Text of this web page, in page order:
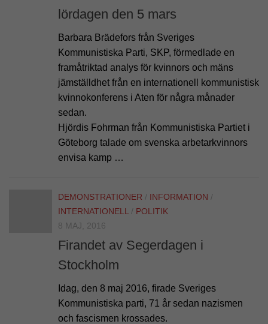
lördagen den 5 mars
Barbara Brädefors från Sveriges
Kommunistiska Parti, SKP, förmedlade en
framåtriktad analys för kvinnors och mäns
jämställdhet från en internationell kommunistisk
kvinnokonferens i Aten för några månader
sedan.
Hjördis Fohrman från Kommunistiska Partiet i
Göteborg talade om svenska arbetarkvinnors
envisa kamp …
DEMONSTRATIONER / INFORMATION /
INTERNATIONELL / POLITIK
8 MAJ, 2016
Firandet av Segerdagen i
Stockholm
Idag, den 8 maj 2016, firade Sveriges
Kommunistiska parti, 71 år sedan nazismen
och fascismen krossades.